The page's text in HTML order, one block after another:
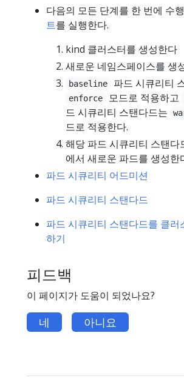
다음의 모든 단계를 한 번에 수
트를 실행한다.
kind 클러스터를 생성한다
새로운 네임스페이스를 생
baseline 파드 시큐리티
enforce 모드로 적용하고
드 시큐리티 스탠다드는
드로 적용한다.
해당 파드 시큐리티 스탠다
에서 새로운 파드를 생성한
파드 시큐리티 어드미션
파드 시큐리티 스탠다드
파드 시큐리티 스탠다드를 클러
하기
피드백
이 페이지가 도움이 되었나요?
네 아니요